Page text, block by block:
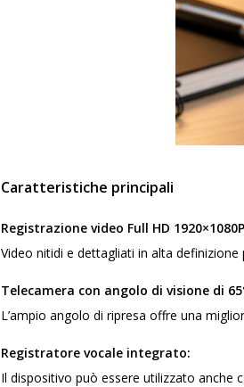
Caratteristiche principali
Registrazione video Full HD
Video nitidi e dettagliati in alta
Telecamera con angolo di visione di
L’ampio angolo di ripresa offre una
Registratore vocale integrato:
Il dispositivo può essere utilizzato anche